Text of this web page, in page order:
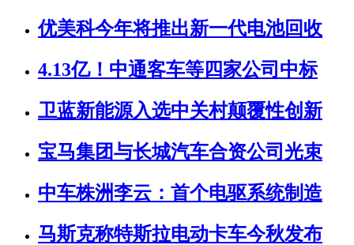
优美科今年将推出新一代电池回收
4.13亿！中通客车等四家公司中标
卫蓝新能源入选中关村颠覆性创新
宝马集团与长城汽车合资公司光束
中车株洲李云：首个电驱系统制造
马斯克称特斯拉电动卡车今秋发布